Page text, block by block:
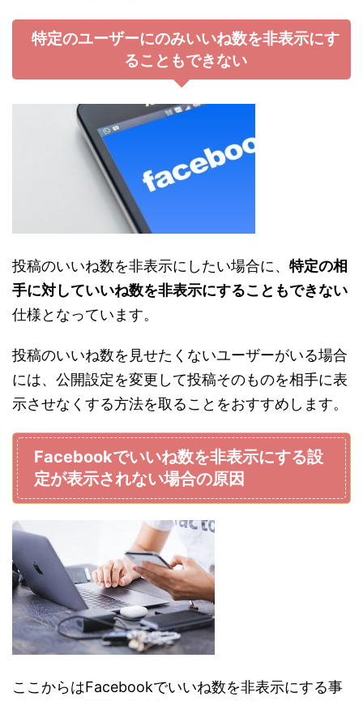
特定のユーザーにのみいいね数を非表示にす
ることもできない
投稿のいいね数を非表示にしたい場合に、 特定の相
手に対していいね数を非表示にすることもできない
仕様となっています。
投稿のいいね数を見せたくないユーザーがいる場合
には、公開設定を変更して投稿そのものを相手に表
示させなくする方法を取ることをおすすめします。
Facebookでいいね数を非表示にする設
定が表示されない場合の原因
ここからはFacebookでいいね数を非表示にする事